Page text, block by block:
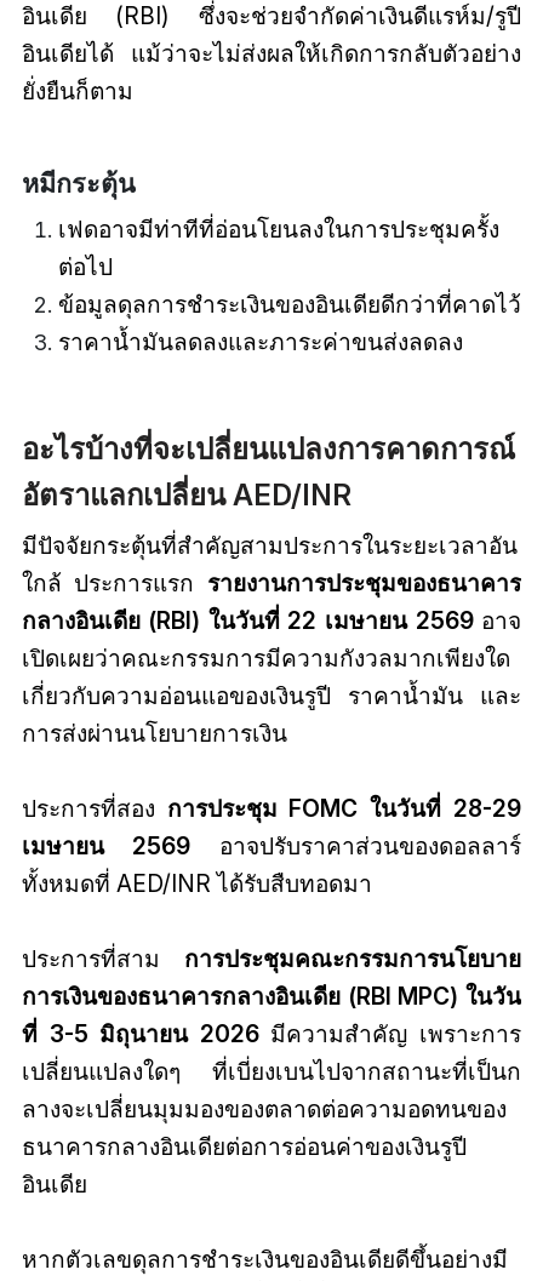
อินเดีย (RBI) ซึ่งจะช่วยจำกัดค่าเงินดีแรห์ม/รูปี
อินเดียได้ แม้ว่าจะไม่ส่งผลให้เกิดการกลับตัวอย่าง
ยั่งยืนก็ตาม
หมีกระตุ้น
เฟดอาจมีท่าทีที่อ่อนโยนลงในการประชุมครั้ง
ต่อไป
ข้อมูลดุลการชำระเงินของอินเดียดีกว่าที่คาดไว้
ราคาน้ำมันลดลงและภาระค่าขนส่งลดลง
อะไรบ้างที่จะเปลี่ยนแปลงการคาดการณ์
อัตราแลกเปลี่ยน AED/INR
มีปัจจัยกระตุ้นที่สำคัญสามประการในระยะเวลาอัน
ใกล้ ประการแรก รายงานการประชุมของธนาคาร
กลางอินเดีย (RBI) ในวันที่ 22 เมษายน 2569อาจ
เปิดเผยว่าคณะกรรมการมีความกังวลมากเพียงใด
เกี่ยวกับความอ่อนแอของเงินรูปี ราคาน้ำมัน และ
การส่งผ่านนโยบายการเงิน
ประการที่สอง การประชุม FOMC ในวันที่ 28-29
เมษายน 2569 อาจปรับราคาส่วนของดอลลาร์
ทั้งหมดที่ AED/INR ได้รับสืบทอดมา
ประการที่สาม การประชุมคณะกรรมการนโยบาย
การเงินของธนาคารกลางอินเดีย (RBI MPC) ในวัน
ที่ 3-5 มิถุนายน 2026มีความสำคัญ เพราะการ
เปลี่ยนแปลงใดๆ ที่เบี่ยงเบนไปจากสถานะที่เป็นก
ลางจะเปลี่ยนมุมมองของตลาดต่อความอดทนของ
ธนาคารกลางอินเดียต่อการอ่อนค่าของเงินรูปี
อินเดีย
หากตัวเลขดุลการชำระเงินของอินเดียดีขึ้นอย่างมี